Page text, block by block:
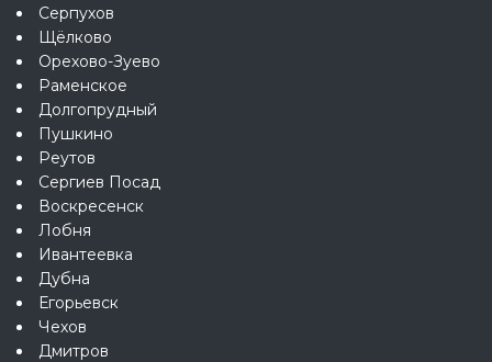
Серпухов
Щёлково
Орехово-Зуево
Раменское
Долгопрудный
Пушкино
Реутов
Сергиев Посад
Воскресенск
Лобня
Ивантеевка
Дубна
Егорьевск
Чехов
Дмитров